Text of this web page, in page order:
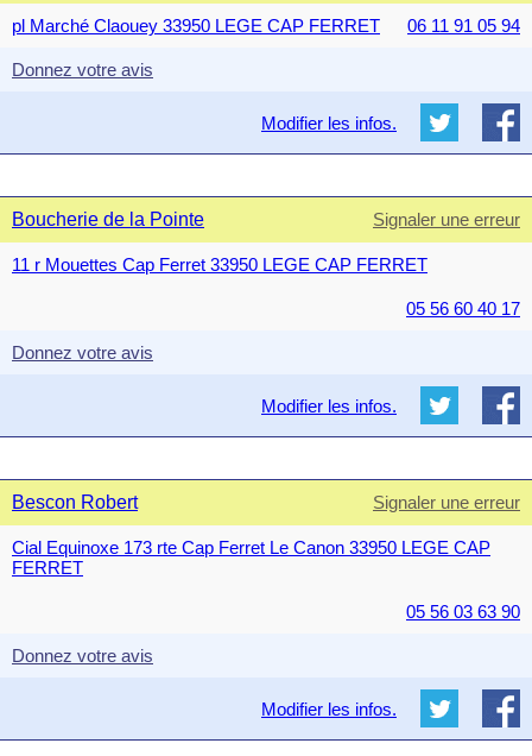
pl Marché Claouey 33950 LEGE CAP FERRET 06 11 91 05 94
Donnez votre avis
Modifier les infos.
Boucherie de la Pointe Signaler une erreur
11 r Mouettes Cap Ferret 33950 LEGE CAP FERRET
05 56 60 40 17
Donnez votre avis
Modifier les infos.
Bescon Robert Signaler une erreur
Cial Equinoxe 173 rte Cap Ferret Le Canon 33950 LEGE CAP
FERRET
05 56 03 63 90
Donnez votre avis
Modifier les infos.